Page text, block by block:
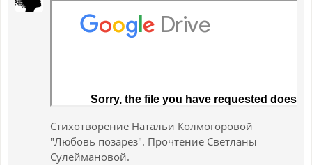
Стихотворение Натальи Колмогоровой
"Любовь позарез". Прочтение Светланы
Сулеймановой.